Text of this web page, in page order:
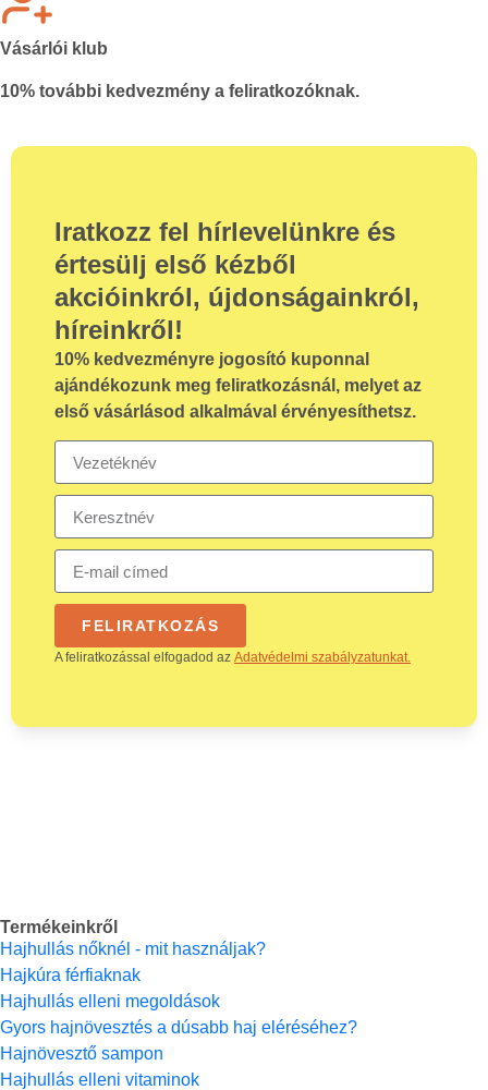
Vásárlói klub
10% további kedvezmény a feliratkozóknak.
Iratkozz fel hírlevelünkre és
értesülj első kézből
akcióinkról, újdonságainkról,
híreinkről!
10% kedvezményre jogosító kuponnal
ajándékozunk meg feliratkozásnál, melyet az
első vásárlásod alkalmával érvényesíthetsz.
FELIRATKOZÁS
A feliratkozással elfogadod az Adatvédelmi szabályzatunkat.
Termékeinkről
Hajhullás nőknél - mit használjak?
Hajkúra férfiaknak
Hajhullás elleni megoldások
Gyors hajnövesztés a dúsabb haj eléréséhez?
Hajnövesztő sampon
Hajhullás elleni vitaminok